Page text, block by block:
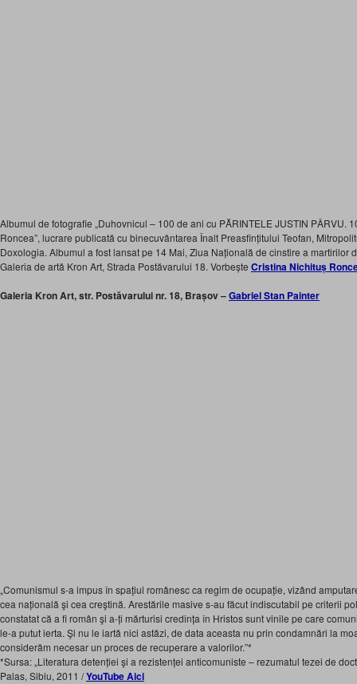
Albumul de fotografie „Duhovnicul – 100 de ani cu PĂRINTELE JUSTIN PÂRVU.
Roncea”, lucrare publicată cu binecuvântarea Înalt Preasfințitului Teofan,
Doxologia. Albumul a fost lansat pe 14 Mai, Ziua Națională de cinstire a martirilor
Galeria de artă Kron Art, Strada Postăvarului 18. Vorbește Cristina Nichituș
Galeria Kron Art, str. Postăvarului nr. 18, Brașov –Gabriel Stan Painter
„Comunismul s-a impus în spațiul românesc ca regim de ocupație, vizând
cea națională şi cea creştină. Arestările masive s-au făcut indiscutabil pe criterii
constatat că a fi român şi a-ți mărturisi credința în Hristos sunt vinile pe care
le-a putut ierta. Şi nu le iartă nici astăzi, de data aceasta nu prin condamnări la
considerăm necesar un proces de recuperare a valorilor.”*
*Sursa: „Literatura detenției şi a rezistenței anticomuniste – rezumatul tezei de
Palas, Sibiu, 2011 /YouTube Aici